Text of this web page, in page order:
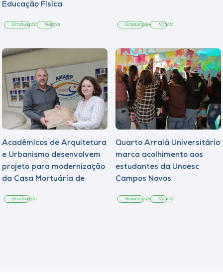
Educação Física
Graduação Notícia Graduação Notícia
Acadêmicos de Arquitetura
e Urbanismo desenvolvem
projeto para modernização
da Casa Mortuária de
Graduação
Quarto Arraiá Universitário
marca acolhimento aos
estudantes da Unoesc
Campos Novos
Graduação Notícia